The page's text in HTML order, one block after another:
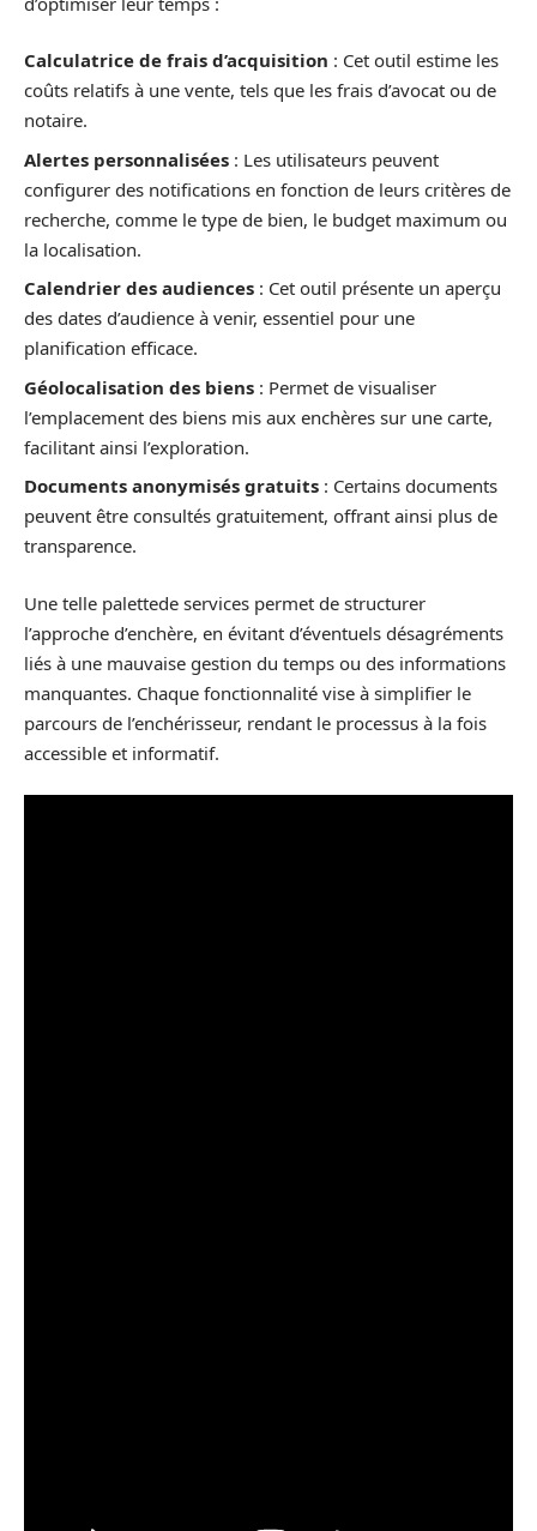
Calculatrice de frais d’acquisition : Cet outil estime les
coûts relatifs à une vente, tels que les frais d’avocat ou de
notaire.
Alertes personnalisées : Les utilisateurs peuvent
configurer des notifications en fonction de leurs critères de
recherche, comme le type de bien, le budget maximum ou
la localisation.
Calendrier des audiences : Cet outil présente un aperçu
des dates d’audience à venir, essentiel pour une
planification efficace.
Géolocalisation des biens : Permet de visualiser
l’emplacement des biens mis aux enchères sur une carte,
facilitant ainsi l’exploration.
Documents anonymisés gratuits : Certains documents
peuvent être consultés gratuitement, offrant ainsi plus de
transparence.
Une telle palettede services permet de structurer
l’approche d’enchère, en évitant d’éventuels désagréments
liés à une mauvaise gestion du temps ou des informations
manquantes. Chaque fonctionnalité vise à simplifier le
parcours de l’enchérisseur, rendant le processus à la fois
accessible et informatif.